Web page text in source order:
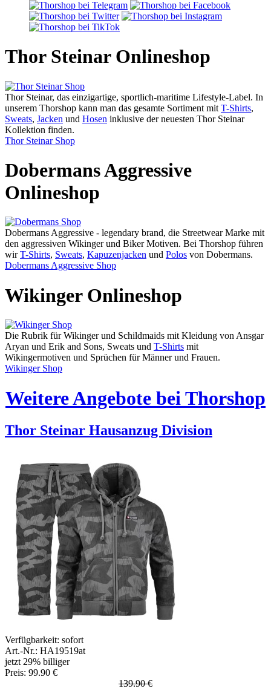
Thor Steinar Onlineshop
Thor Steinar, das einzigartige, sportlich-maritime Lifestyle-Label. In
unserem Thorshop kann man das gesamte Sortiment mit T-Shirts,
Sweats, Jacken und Hosen inklusive der neuesten Thor Steinar
Kollektion finden.
Thor Steinar Shop
Dobermans Aggressive
Onlineshop
Dobermans Aggressive - legendary brand, die Streetwear Marke mit
den aggressiven Wikinger und Biker Motiven. Bei Thorshop führen
wirT-Shirts, Sweats, Kapuzenjacken und Polos von Dobermans.
Dobermans Aggressive Shop
Wikinger Onlineshop
Die Rubrik für Wikinger und Schildmaids mit Kleidung von Ansgar
Aryan und Erik and Sons, Sweats und T-Shirts mit
Wikingermotiven und Sprüchen für Männer und Frauen.
Wikinger Shop
Weitere Angebote bei Thorshop
Thor Steinar Hausanzug Division
Verfügbarkeit: sofort
Art.-Nr.: HA19519at
jetzt 29% billiger
Preis: 99.90 €
139.90 €